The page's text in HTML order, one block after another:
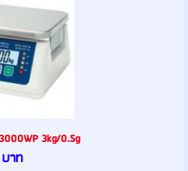
3kg/0.5g
าท